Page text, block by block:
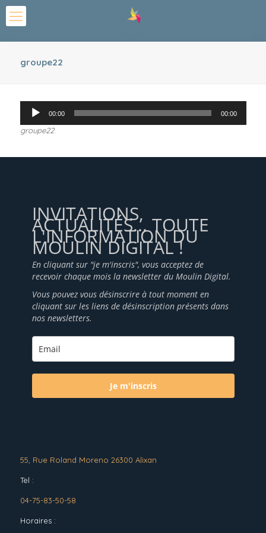
groupe22
Lecteur
audio
00:00 00:00
groupe22.
INVITATIONS,
ACTUALITÉS... TOUTE
L'INFORMATION DU
MOULIN DIGITAL !
En cliquant sur "je m'inscris", vous acceptez de
recevoir chaque mois la newsletter du Moulin Digital.
Vous pouvez vous désinscrire à tout moment en
cliquant sur les liens de désinscription présents dans
nos newsletters.
Je m'inscris
55, Rue Roland Moreno 26300 Alixan
Tel :
04-75-83-50-58
Horaires :